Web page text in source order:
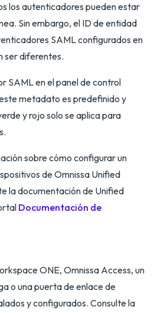
los autenticadores pueden estar
Sin embargo, el ID de entidad
SAML configurados en
ser diferentes.
SAML en el panel de control
metadato es predefinido y
y rojo solo se aplica para
sobre cómo configurar un
de Omnissa Unified
la documentación de Unified
Documentación de
ONE, Omnissa Access, un
o una puerta de enlace de
y configurados. Consulte la